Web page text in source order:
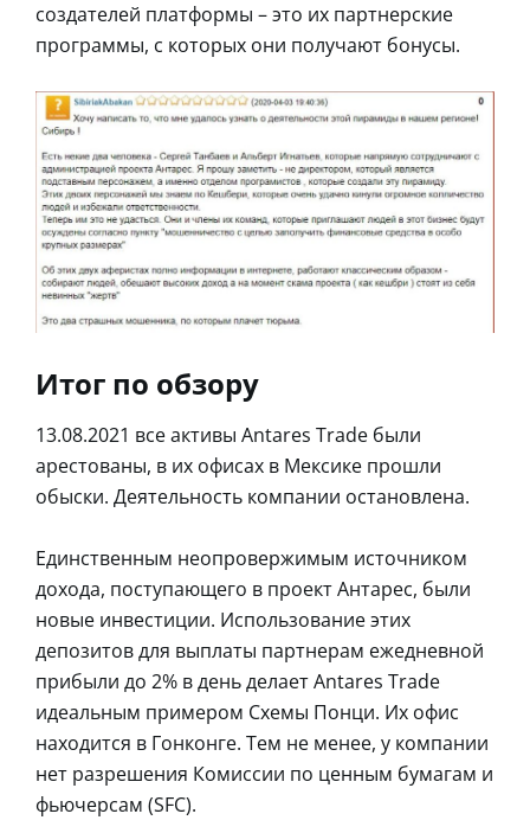
создателей платформы – это их партнерские
программы, с которых они получают бонусы.
Итог по обзору
13.08.2021 все активы Antares Trade были
арестованы, в их офисах в Мексике прошли
обыски. Деятельность компании остановлена.
Единственным неопровержимым источником
дохода, поступающего в проект Антарес, были
новые инвестиции. Использование этих
депозитов для выплаты партнерам ежедневной
прибыли до 2% в день делает Antares Trade
идеальным примером Схемы Понци. Их офис
находится в Гонконге. Тем не менее, у компании
нет разрешения Комиссии по ценным бумагам и
фьючерсам (SFC).